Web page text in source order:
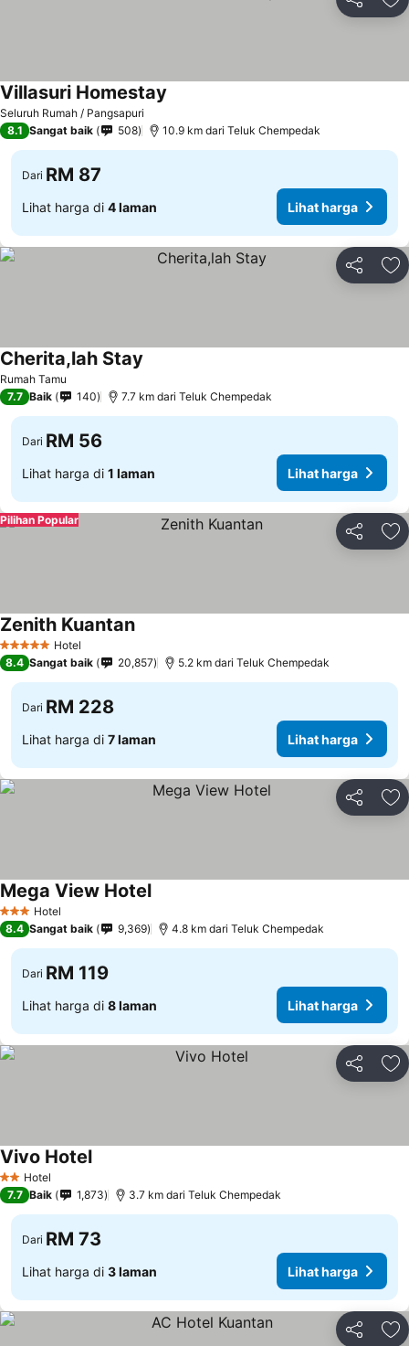
Kongsi
Seluruh Rumah / Pangsapuri
Villasuri Homestay
8.1 Sangat baik 508 10.9 km dari Teluk Chempedak
Dari RM 87
Lihat harga di 4 laman Lihat harga
Kongsi
Rumah Tamu
Cherita,lah Stay
7.7 Baik 140 7.7 km dari Teluk Chempedak
Dari RM 56
Lihat harga di 1 laman Lihat harga
Kongsi
Pilihan Popular
5 Bintang Hotel
Zenith KuantanLihat harga
8.4 Sangat baik 20,857 5.2 km dari Teluk Chempedak
Dari RM 228
Lihat harga di 7 laman Lihat harga
Kongsi
3 BintangHotel
Mega View HotelLihat harga
8.4 Sangat baik 9,369 4.8 km dari Teluk Chempedak
Dari RM 119
Lihat harga di 8 laman Lihat harga
Kongsi
2 Bintang
Hotel
Vivo HotelLihat harga
7.7 Baik 1,873 3.7 km dari Teluk Chempedak
Dari RM 73
Lihat harga di 3 laman Lihat harga
Kongsi